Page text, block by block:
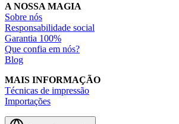
A NOSSA MAGIA
Sobre nós
Responsabilidade social
Garantia 100%
Que confia em nós?
Blog
MAIS INFORMAÇÃO
Técnicas de impressão
Importações